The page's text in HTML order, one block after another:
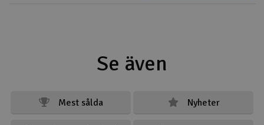
Se även
Mest sålda Nyheter